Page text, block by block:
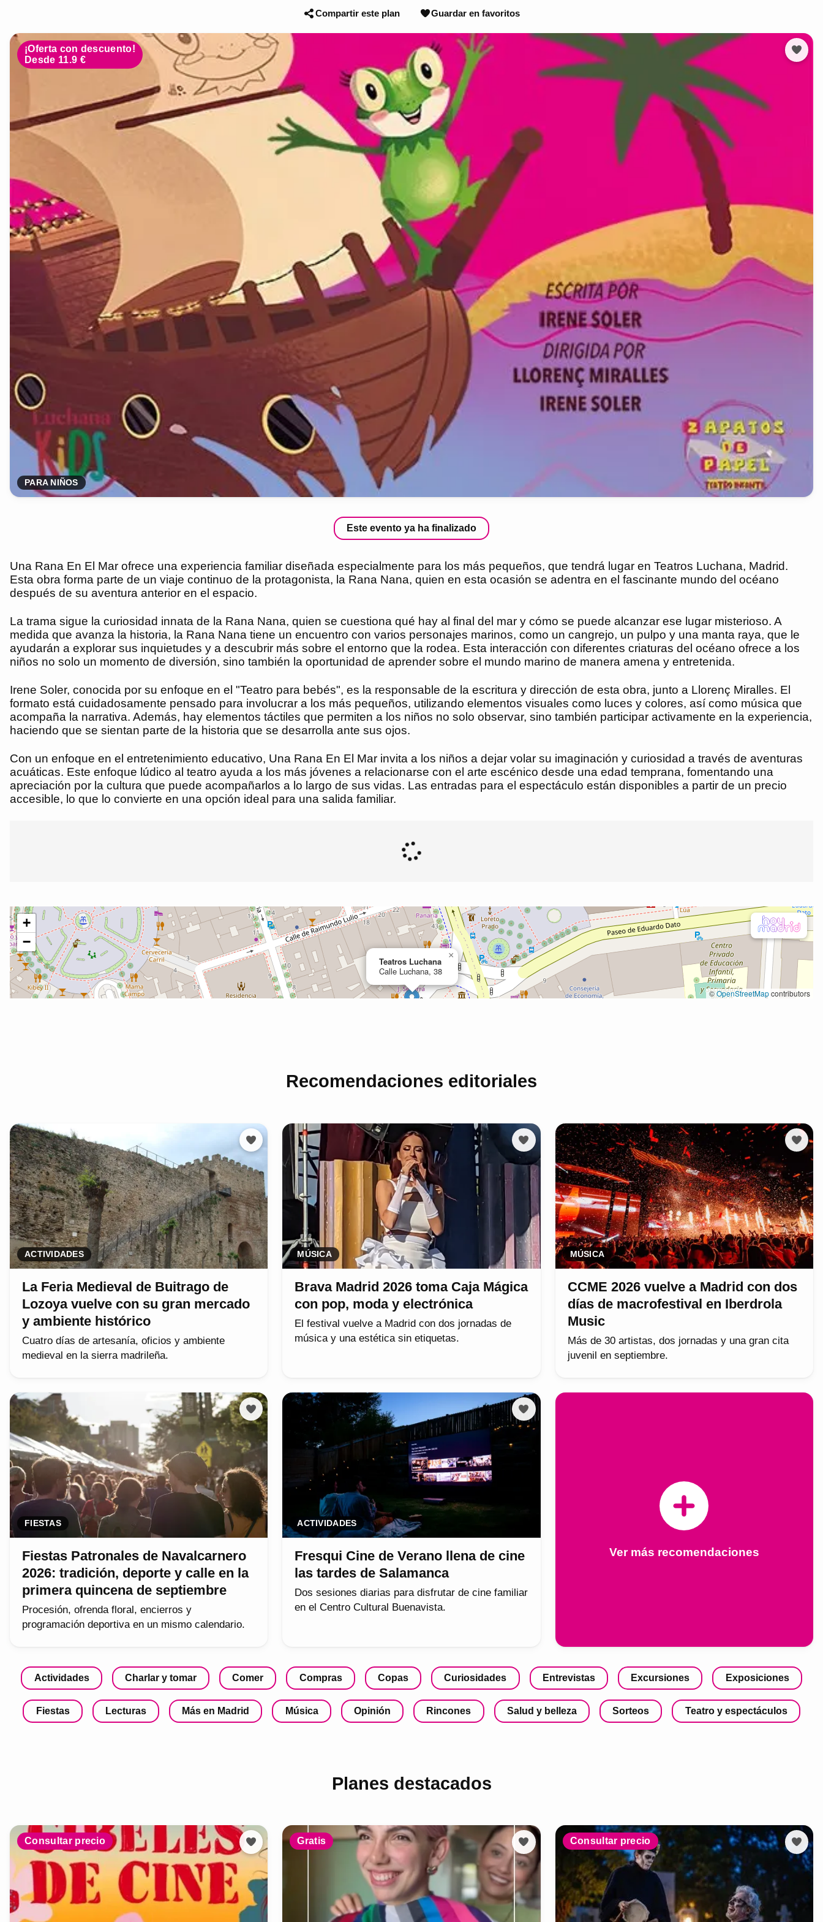
Compartir este plan Guardar en favoritos
¡Oferta con descuento!
Desde 11.9 €
PARA NIÑOS
Este evento ya ha finalizado
Una Rana En El Mar ofrece una experiencia familiar diseñada especialmente para los más pequeños, que tendrá lugar en Teatros Luchana, Madrid.
Esta obra forma parte de un viaje continuo de la protagonista, la Rana Nana, quien en esta ocasión se adentra en el fascinante mundo del océano
después de su aventura anterior en el espacio.
La trama sigue la curiosidad innata de la Rana Nana, quien se cuestiona qué hay al final del mar y cómo se puede alcanzar ese lugar misterioso. A
medida que avanza la historia, la Rana Nana tiene un encuentro con varios personajes marinos, como un cangrejo, un pulpo y una manta raya, que le
ayudarán a explorar sus inquietudes y a descubrir más sobre el entorno que la rodea. Esta interacción con diferentes criaturas del océano ofrece a los
niños no solo un momento de diversión, sino también la oportunidad de aprender sobre el mundo marino de manera amena y entretenida.
Irene Soler, conocida por su enfoque en el "Teatro para bebés", es la responsable de la escritura y dirección de esta obra, junto a Llorenç Miralles. El
formato está cuidadosamente pensado para involucrar a los más pequeños, utilizando elementos visuales como luces y colores, así como música que
acompaña la narrativa. Además, hay elementos táctiles que permiten a los niños no solo observar, sino también participar activamente en la experiencia,
haciendo que se sientan parte de la historia que se desarrolla ante sus ojos.
Con un enfoque en el entretenimiento educativo, Una Rana En El Mar invita a los niños a dejar volar su imaginación y curiosidad a través de aventuras
acuáticas. Este enfoque lúdico al teatro ayuda a los más jóvenes a relacionarse con el arte escénico desde una edad temprana, fomentando una
apreciación por la cultura que puede acompañarlos a lo largo de sus vidas. Las entradas para el espectáculo están disponibles a partir de un precio
accesible, lo que lo convierte en una opción ideal para una salida familiar.
Recomendaciones editoriales
ACTIVIDADES
La Feria Medieval de Buitrago de
Lozoya vuelve con su gran mercado
y ambiente histórico
Cuatro días de artesanía, oficios y ambiente
medieval en la sierra madrileña.
MÚSICA
Brava Madrid 2026 toma Caja Mágica
con pop, moda y electrónica
El festival vuelve a Madrid con dos jornadas de
música y una estética sin etiquetas.
MÚSICA
CCME 2026 vuelve a Madrid con dos
días de macrofestival en Iberdrola
Music
Más de 30 artistas, dos jornadas y una gran cita
juvenil en septiembre.
FIESTAS
Fiestas Patronales de Navalcarnero
2026: tradición, deporte y calle en la
primera quincena de septiembre
Procesión, ofrenda floral, encierros y
programación deportiva en un mismo calendario.
ACTIVIDADES
Fresqui Cine de Verano llena de cine
las tardes de Salamanca
Dos sesiones diarias para disfrutar de cine familiar
en el Centro Cultural Buenavista.
Ver más recomendaciones
Actividades Charlar y tomar Comer Compras Copas Curiosidades Entrevistas Excursiones Exposiciones
Fiestas Lecturas Más en Madrid Música Opinión Rincones Salud y belleza Sorteos Teatro y espectáculos
Planes destacados
Consultar precio Gratis Consultar precio